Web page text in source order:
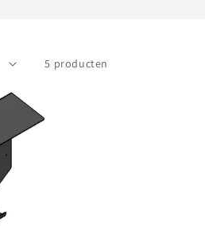
5 producten